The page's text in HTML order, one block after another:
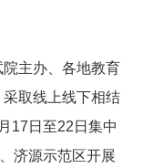
主办、各地教育
取线上线下相结
17日至22日集中
济源示范区开展